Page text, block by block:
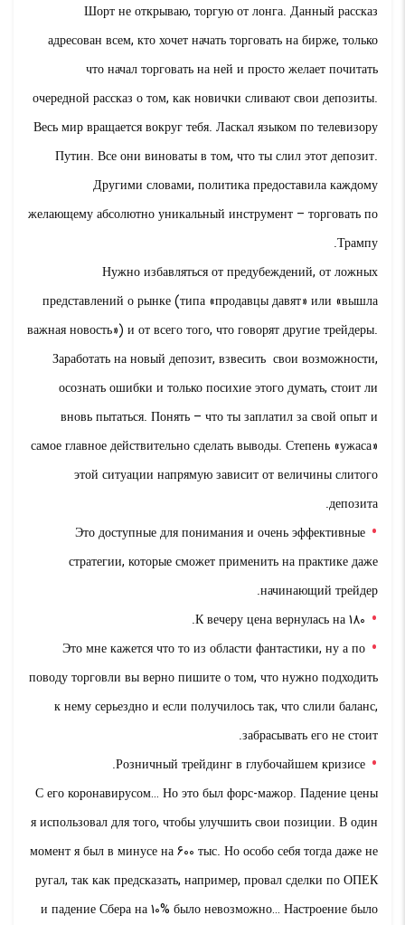
Шорт не открываю, торгую от лонга. Данный рассказ
адресован всем, кто хочет начать торговать на бирже, только
что начал торговать на ней и просто желает почитать
очередной рассказ о том, как новички сливают свои депозиты.
Весь мир вращается вокруг тебя. Ласкал языком по телевизору
Путин. Все они виноваты в том, что ты слил этот депозит.
Другими словами, политика предоставила каждому
желающему абсолютно уникальный инструмент – торговать по
Трампу.
Нужно избавляться от предубеждений, от ложных
представлений о рынке (типа «продавцы давят» или «вышла
важная новость») и от всего того, что говорят другие трейдеры.
Заработать на новый депозит, взвесить свои возможности,
осознать ошибки и только посихие этого думать, стоит ли
вновь пытаться. Понять – что ты заплатил за свой опыт и
самое главное действительно сделать выводы. Степень «ужаса»
этой ситуации напрямую зависит от величины слитого
депозита.
Это доступные для понимания и очень эффективные
стратегии, которые сможет применить на практике даже
начинающий трейдер.
К вечеру цена вернулась на 180.
Это мне кажется что то из области фантастики, ну а по
поводу торговли вы верно пишите о том, что нужно подходить
к нему серьездно и если получилось так, что слили баланс,
забрасывать его не стоит.
Розничный трейдинг в глубочайшем кризисе.
С его коронавирусом… Но это был форс-мажор. Падение цены
я использовал для того, чтобы улучшить свои позиции. В один
момент я был в минусе на 600 тыс. Но особо себя тогда даже не
ругал, так как предсказать, например, провал сделки по ОПЕК
и падение Сбера на 10% было невозможно… Настроение было